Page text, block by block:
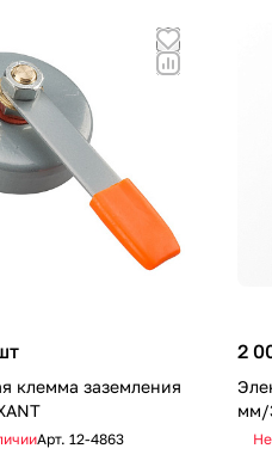
клемма заземления
Арт. 12-4863
2
мм/